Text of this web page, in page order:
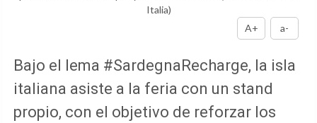
tradiciones, la gastronomía o el paisaje, que va de las playas
(Foto: Turismo de
Bajo el lema #SardegnaRecharge, la isla
italiana asiste a la feria con un stand